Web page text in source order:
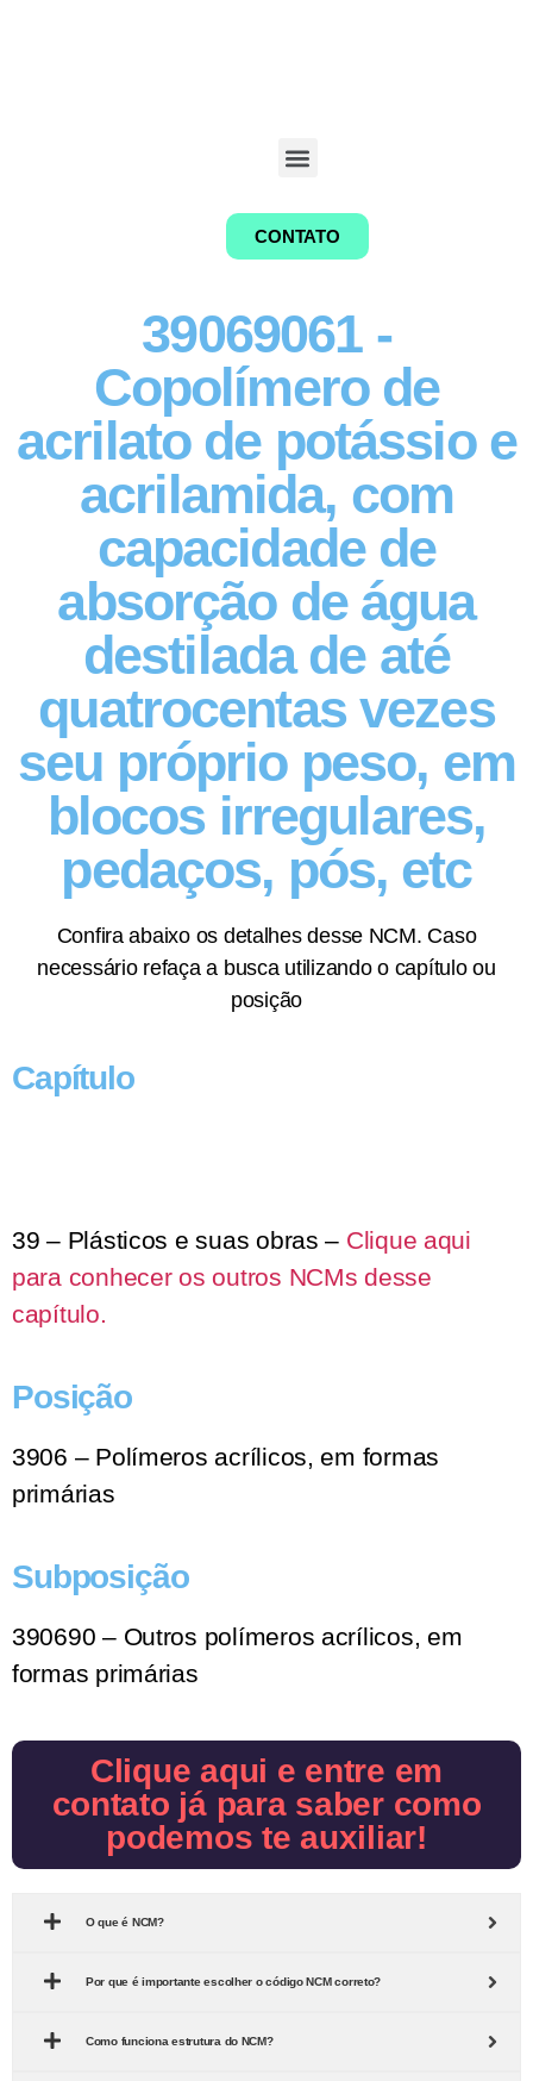
CONTATO
39069061 -
Copolímero de
acrilato de potássio e
acrilamida, com
capacidade de
absorção de água
destilada de até
quatrocentas vezes
seu próprio peso, em
blocos irregulares,
pedaços, pós, etc
Confira abaixo os detalhes desse NCM. Caso
necessário refaça a busca utilizando o capítulo ou
posição
Capítulo
39 – Plásticos e suas obras – Clique aqui
para conhecer os outros NCMs desse
capítulo.
Posição
3906 – Polímeros acrílicos, em formas
primárias
Subposição
390690 – Outros polímeros acrílicos, em
formas primárias
Clique aqui e entre em
contato já para saber como
podemos te auxiliar!
O que é NCM?
Por que é importante escolher o código NCM correto?
Como funciona estrutura do NCM?